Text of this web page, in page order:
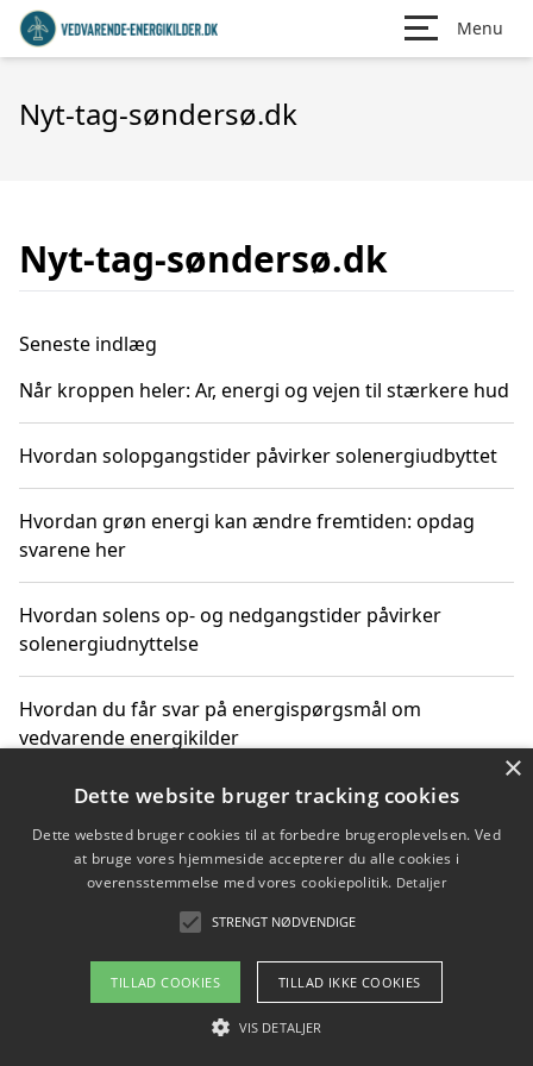
Menu
Nyt-tag-søndersø.dk
Nyt-tag-søndersø.dk
Seneste indlæg
Når kroppen heler: Ar, energi og vejen til stærkere hud
Hvordan solopgangstider påvirker solenergiudbyttet
Hvordan grøn energi kan ændre fremtiden: opdag
svarene her
Hvordan solens op- og nedgangstider påvirker
solenergiudnyttelse
Hvordan du får svar på energispørgsmål om
vedvarende energikilder
Copyright 2026 - Pilanto Aps
Om / kontakt
Blog Betingelser
×
Dette website bruger tracking cookies
Dette websted bruger cookies til at forbedre brugeroplevelsen. Ved
at bruge vores hjemmeside accepterer du alle cookies i
overensstemmelse med vores cookiepolitik. Detaljer
STRENGT NØDVENDIGE
TILLAD COOKIES TILLAD IKKE COOKIES
VIS DETALJER